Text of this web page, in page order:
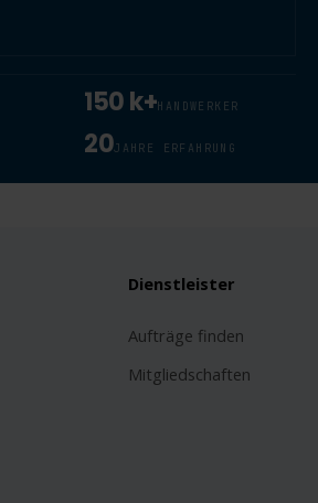
150 k+HANDWERKER
20JAHRE ERFAHRUNG
Dienstleister
Aufträge finden
Mitgliedschaften